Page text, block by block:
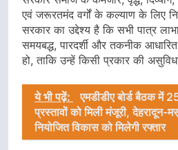
एवं जरूरतमंद वर्गों के कल्याण के लिए
सरकार का उद्देश्य है कि सभी पात्र
समयबद्ध, पारदर्शी और तकनीक
हो, ताकि उन्हें किसी प्रकार की
ये भी पढ़ें:
एमडीडीए बोर्ड बैठक में
प्रस्तावों को मिली मंजूरी, देहरादून-
नियोजित विकास को मिलेगी रफ्तार